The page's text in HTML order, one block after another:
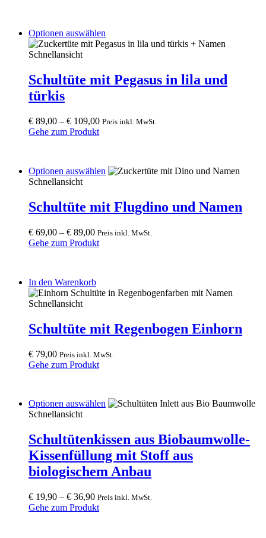
the
product
Optionen auswählen
product
variants.
The
be
page
Schnellansicht
Schultüte mit Pegasus in lila und
türkis
€ 89,00 – € 109,00 Preis inkl. MwSt.
Gehe zum Produkt
Optionen auswählen This
multiple
variants.
options
the
product
Schnellansicht
Schultüte mit Flugdino und Namen
€ 69,00 – € 89,00 Preis inkl. MwSt.
Gehe zum Produkt
In den Warenkorb
Schnellansicht
Schultüte mit Regenbogen Einhorn
€ 79,00 Preis inkl. MwSt.
Gehe zum Produkt
Optionen auswählen This
multiple
variants.
The
options
may
chosen
Schnellansicht
Schultütenkissen aus Biobaumwolle-
Kissenfüllung mit Stoff aus
biologischem Anbau
€ 19,90 – € 36,90 Preis inkl. MwSt.
Gehe zum Produkt